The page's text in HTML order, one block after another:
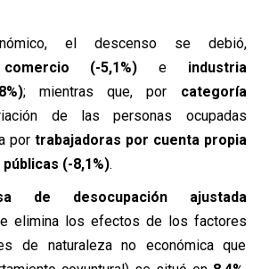
el descenso se debió,
comercio (-5,1%) e industria
; mientras que, por categoría
de las personas ocupadas
por trabajadoras por cuenta propia
(-8,1%).
de desocupación ajustada
elimina los efectos de los factores
de naturaleza no económica que